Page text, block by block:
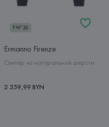
FW'26
Ermanno Firenze
Свитер из натуральной шерсти
2 359,99 BYN